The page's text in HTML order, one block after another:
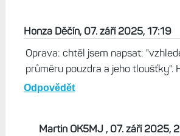
Honza Děčín, 07. září 2025, 17:19
Oprava: chtěl jsem napsat:
průměru pouzdra a jeho tloušťky".
Odpovědět
Martin OK5MJ , 07. září 2025,